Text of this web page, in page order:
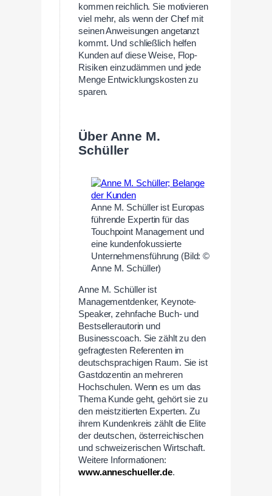
kommen reichlich. Sie motivieren
viel mehr, als wenn der Chef mit
seinen Anweisungen angetanzt
kommt. Und schließlich helfen
Kunden auf diese Weise, Flop-
Risiken einzudämmen und jede
Menge Entwicklungskosten zu
sparen.
Über Anne M.
Schüller
Anne M. Schüller ist Europas
führende Expertin für das
Touchpoint Management und
eine kundenfokussierte
Unternehmensführung (Bild: ©
Anne M. Schüller)
Anne M. Schüller ist
Managementdenker, Keynote-
Speaker, zehnfache Buch- und
Bestsellerautorin und
Businesscoach. Sie zählt zu den
gefragtesten Referenten im
deutschsprachigen Raum. Sie ist
Gastdozentin an mehreren
Hochschulen. Wenn es um das
Thema Kunde geht, gehört sie zu
den meistzitierten Experten. Zu
ihrem Kundenkreis zählt die Elite
der deutschen, österreichischen
und schweizerischen Wirtschaft.
Weitere Informationen:
www.anneschueller.de.